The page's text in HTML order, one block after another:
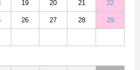
19 20 21 22
26 27 28 29